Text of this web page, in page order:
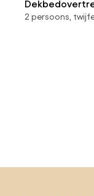
Menaiki
2 persoons,